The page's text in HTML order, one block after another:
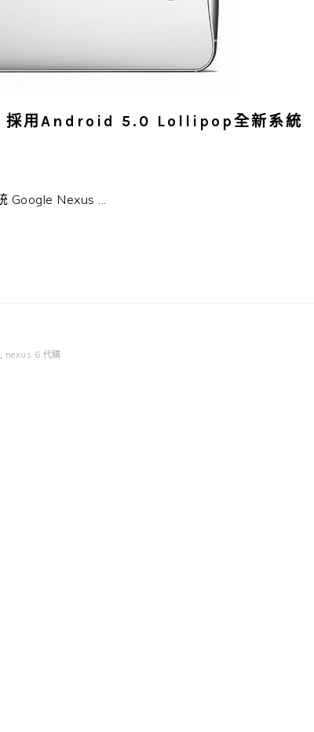
採用Android 5.0 Lollipop全新系統
Google Nexus ...
, nexus 6 代購